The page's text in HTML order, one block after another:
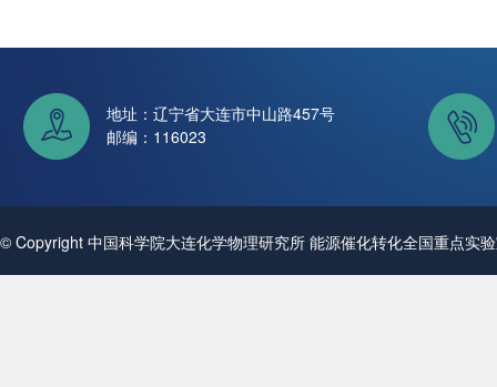
地址：辽宁省大连市中山路457号
邮编：116023
© Copyright 中国科学院大连化学物理研究所 能源催化转化全国重点实